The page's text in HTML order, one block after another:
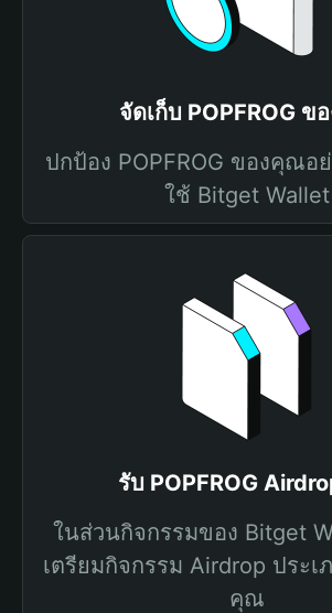
จัดเก็บ POPFROG ข
ปกป้อง POPFROG ของคุณอ
ใช้ Bitget Wallet
รับ POPFROG
ในส่วนกิจกรรมของ Bitget
เตรียมกิจกรรม Airdrop ประเ
คุณ